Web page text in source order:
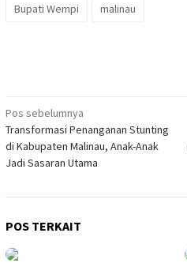
Bupati Wempi malinau
Navigasi
pos
Pos sebelumnya
Transformasi Penanganan Stunting
di Kabupaten Malinau, Anak-Anak
Jadi Sasaran Utama
POS TERKAIT